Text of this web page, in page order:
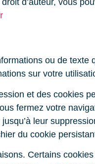
ou de
sur votre
et des cookies
fermez votre
leur
du cookie
Certains